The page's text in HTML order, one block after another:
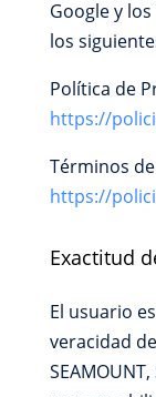
Google y
los
Política de
https://
Términos
https://
Exactitud
El usuario
veracidad